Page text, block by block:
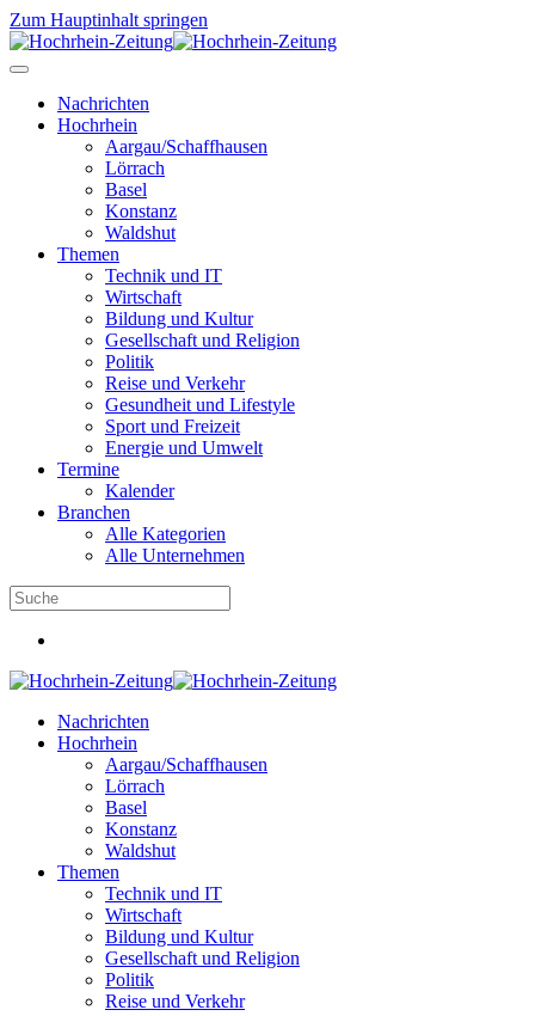
Zum Hauptinhalt springen
Nachrichten
Hochrhein
Aargau/Schaffhausen
Lörrach
Basel
Konstanz
Waldshut
Themen
Technik und IT
Wirtschaft
Bildung und Kultur
Gesellschaft und Religion
Politik
Reise und Verkehr
Gesundheit und Lifestyle
Sport und Freizeit
Energie und Umwelt
Termine
Kalender
Branchen
Alle Kategorien
Alle Unternehmen
Nachrichten
Hochrhein
Aargau/Schaffhausen
Lörrach
Basel
Konstanz
Waldshut
Themen
Technik und IT
Wirtschaft
Bildung und Kultur
Gesellschaft und Religion
Politik
Reise und Verkehr